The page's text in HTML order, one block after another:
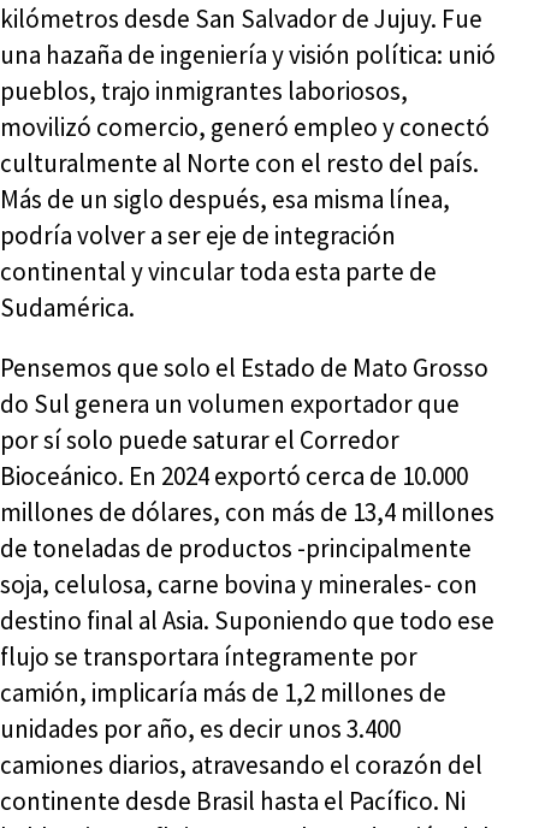
kilómetros desde San Salvador de Jujuy. Fue
una hazaña de ingeniería y visión política: unió
pueblos, trajo inmigrantes laboriosos,
movilizó comercio, generó empleo y conectó
culturalmente al Norte con el resto del país.
Más de un siglo después, esa misma línea,
podría volver a ser eje de integración
continental y vincular toda esta parte de
Sudamérica.
Pensemos que solo el Estado de Mato Grosso
do Sul genera un volumen exportador que
por sí solo puede saturar el Corredor
Bioceánico. En 2024 exportó cerca de 10.000
millones de dólares, con más de 13,4 millones
de toneladas de productos -principalmente
soja, celulosa, carne bovina y minerales- con
destino final al Asia. Suponiendo que todo ese
flujo se transportara íntegramente por
camión, implicaría más de 1,2 millones de
unidades por año, es decir unos 3.400
camiones diarios, atravesando el corazón del
continente desde Brasil hasta el Pacífico. Ni